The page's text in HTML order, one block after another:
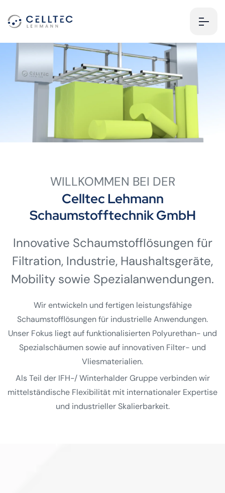
WILLKOMMEN BEI DER
Celltec Lehmann
Schaumstofftechnik GmbH
Innovative Schaumstoff­lösungen für
Filtration, Industrie, Haushalts­geräte,
Mobility sowie Spezial­anwendungen.
Wir entwickeln und fertigen leistungsfähige
Schaumstofflösungen für industrielle Anwendungen.
Unser Fokus liegt auf funktionalisierten Polyurethan- und
Spezialschäumen sowie auf innovativen Filter- und
Vliesmaterialien.
Als Teil der IFH-/ Winterhalder Gruppe verbinden wir
mittelständische Flexibilität mit internationaler Expertise
und industrieller Skalierbarkeit.